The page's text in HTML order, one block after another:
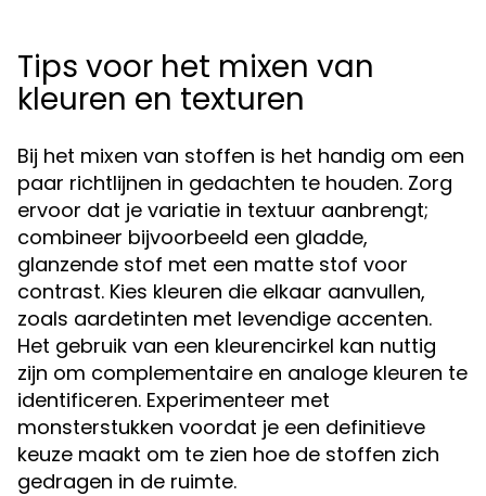
Tips voor het mixen van
kleuren en texturen
Bij het mixen van stoffen is het handig om een
paar richtlijnen in gedachten te houden. Zorg
ervoor dat je variatie in textuur aanbrengt;
combineer bijvoorbeeld een gladde,
glanzende stof met een matte stof voor
contrast. Kies kleuren die elkaar aanvullen,
zoals aardetinten met levendige accenten.
Het gebruik van een kleurencirkel kan nuttig
zijn om complementaire en analoge kleuren te
identificeren. Experimenteer met
monsterstukken voordat je een definitieve
keuze maakt om te zien hoe de stoffen zich
gedragen in de ruimte.